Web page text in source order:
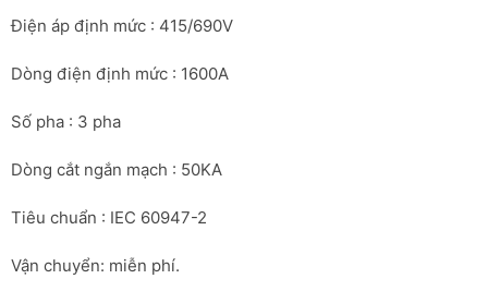
Điện áp định mức : 415/690V
Dòng điện định mức : 1600A
Số pha : 3 pha
Dòng cắt ngắn mạch : 50KA
Tiêu chuẩn : IEC 60947-2
Vận chuyển: miễn phí.